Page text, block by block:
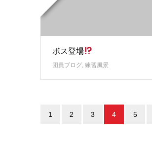
ボス登場
団員ブログ 練習風景
1 2 3 4 5